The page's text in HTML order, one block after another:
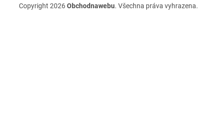
Copyright 2026Obchodnawebu. Všechna práva vyhrazena.